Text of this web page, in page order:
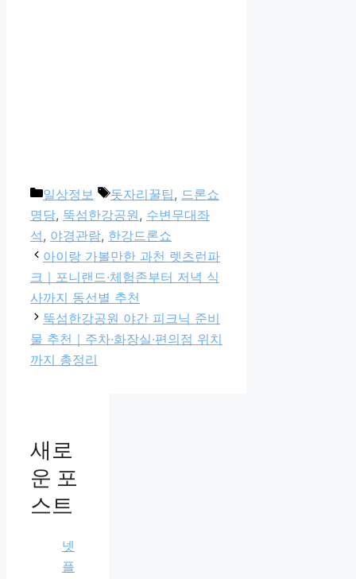
카
테
고
리
일상정보
태
그
돗자리꿀팁, 드론쇼
명당, 뚝섬한강공원, 수변무대좌
석, 야경관람, 한강드론쇼
아이랑 가볼만한 과천 렛츠런파
크｜포니랜드·체험존부터 저녁 식
사까지 동선별 추천
뚝섬한강공원 야간 피크닉 준비
물 추천｜주차·화장실·편의점 위치
까지 총정리
새로
운 포
스트
넷
플